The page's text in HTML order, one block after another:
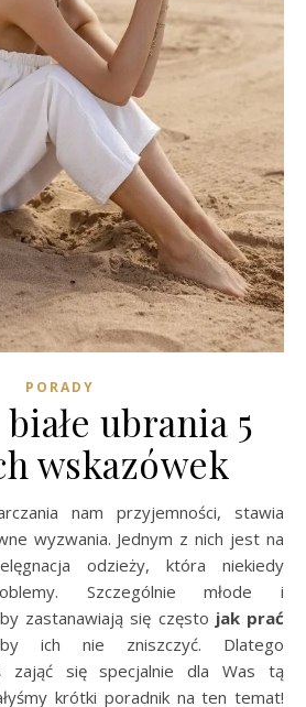
PORADY
ubrania 5
wskazówek
wyzwania. Jednym z nich jest na
odzieży, która niekiedy
Szczególnie młode i
zastanawiają się często jak prać
ich nie zniszczyć. Dlatego
zająć się specjalnie dla Was tą
krótki poradnik na ten temat!